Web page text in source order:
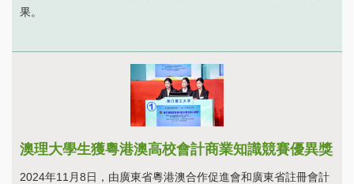
果。
澳理大學生獲粵港澳高校會計商業知識競賽優異獎
2024年11月8日，由廣東省粵港澳合作促進會和廣東省註冊會計